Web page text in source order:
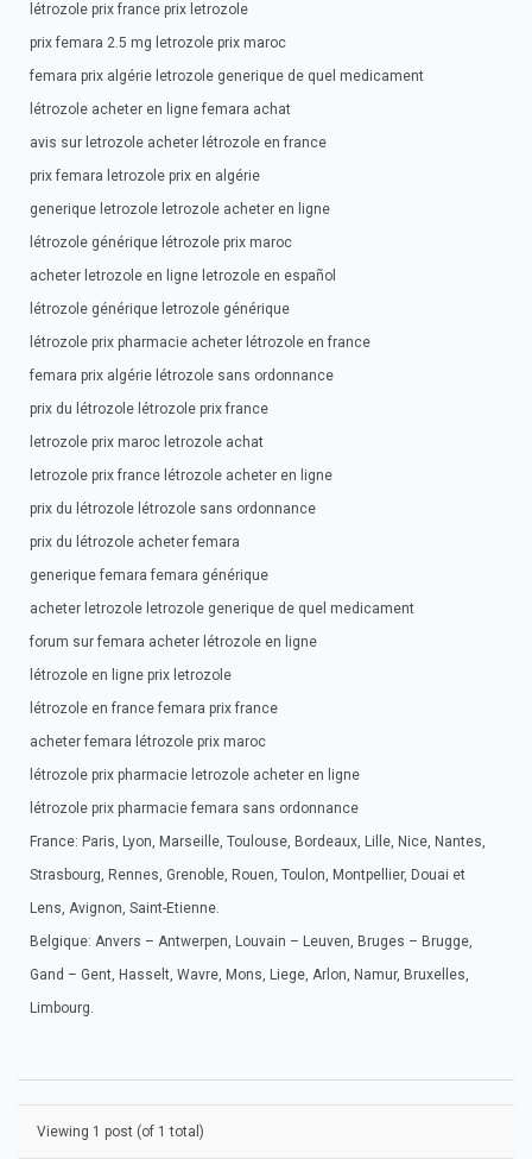
létrozole prix france prix letrozole
prix femara 2.5 mg letrozole prix maroc
femara prix algérie letrozole generique de quel medicament
létrozole acheter en ligne femara achat
avis sur letrozole acheter létrozole en france
prix femara letrozole prix en algérie
generique letrozole letrozole acheter en ligne
létrozole générique létrozole prix maroc
acheter letrozole en ligne letrozole en español
létrozole générique letrozole générique
létrozole prix pharmacie acheter létrozole en france
femara prix algérie létrozole sans ordonnance
prix du létrozole létrozole prix france
letrozole prix maroc letrozole achat
letrozole prix france létrozole acheter en ligne
prix du létrozole létrozole sans ordonnance
prix du létrozole acheter femara
generique femara femara générique
acheter letrozole letrozole generique de quel medicament
forum sur femara acheter létrozole en ligne
létrozole en ligne prix letrozole
létrozole en france femara prix france
acheter femara létrozole prix maroc
létrozole prix pharmacie letrozole acheter en ligne
létrozole prix pharmacie femara sans ordonnance
France: Paris, Lyon, Marseille, Toulouse, Bordeaux, Lille, Nice, Nantes,
Strasbourg, Rennes, Grenoble, Rouen, Toulon, Montpellier, Douai et
Lens, Avignon, Saint-Etienne.
Belgique: Anvers – Antwerpen, Louvain – Leuven, Bruges – Brugge,
Gand – Gent, Hasselt, Wavre, Mons, Liege, Arlon, Namur, Bruxelles,
Limbourg.
Viewing 1 post (of 1 total)